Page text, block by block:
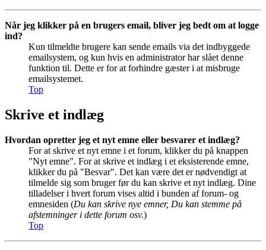
Når jeg klikker på en brugers email, bliver jeg bedt om at logge
ind?
Kun tilmeldte brugere kan sende emails via det indbyggede
emailsystem, og kun hvis en administrator har slået denne
funktion til. Dette er for at forhindre gæster i at misbruge
emailsystemet.
Top
Skrive et indlæg
Hvordan opretter jeg et nyt emne eller besvarer et indlæg?
For at skrive et nyt emne i et forum, klikker du på knappen
"Nyt emne". For at skrive et indlæg i et eksisterende emne,
klikker du på "Besvar". Det kan være det er nødvendigt at
tilmelde sig som bruger før du kan skrive et nyt indlæg. Dine
tilladelser i hvert forum vises altid i bunden af forum- og
emnesiden (Du kan skrive nye emner, Du kan stemme på
afstemninger i dette forum osv.)
Top